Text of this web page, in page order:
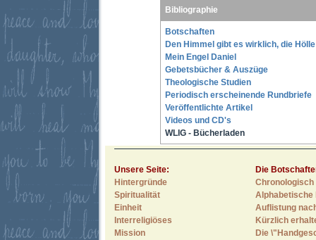
Bibliographie
Botschaften
Den Himmel gibt es wirklich, die
Mein Engel Daniel
Gebetsbücher & Auszüge
Theologische Studien
Periodisch erscheinende Rundbriefe
Veröffentlichte Artikel
Videos und CD's
WLIG - Bücherladen
Unsere Seite:
Hintergründe
Spiritualität
Einheit
Interreligiöses
Mission
Die
Alphabetische
Auflistung
Kürzlich
Die